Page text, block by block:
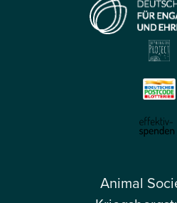
Animal